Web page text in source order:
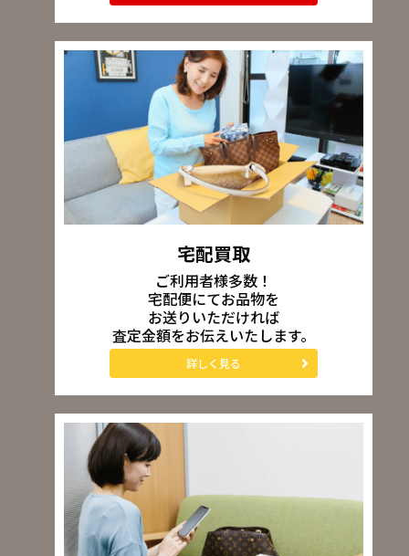
宅配買取
ご利用者様多数！
宅配便にてお品物を
お送りいただければ
査定金額をお伝えいたします。
詳しく見る